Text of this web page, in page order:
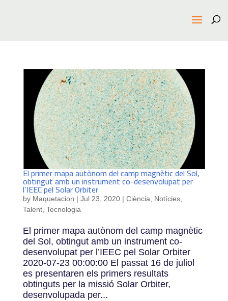
El primer mapa autònom del camp magnètic del Sol,
obtingut amb un instrument co-desenvolupat per
l’IEEC pel Solar Orbiter
by Maquetacion | Jul 23, 2020| Ciència, Notícies,
Talent, Tecnologia
El primer mapa autònom del camp magnètic
del Sol, obtingut amb un instrument co-
desenvolupat per l’IEEC pel Solar Orbiter
2020-07-23 00:00:00 El passat 16 de juliol
es presentaren els primers resultats
obtinguts per la missió Solar Orbiter,
desenvolupada per...